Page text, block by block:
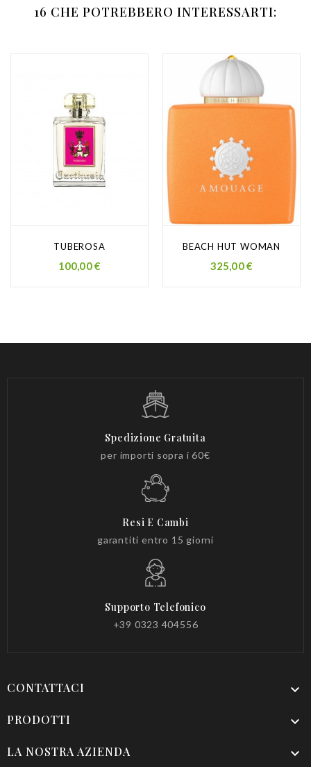
16 CHE POTREBBERO INTERESSARTI:
TUBEROSA
Prezzo
100,00 €
BEACH HUT WOMAN
Prezzo
325,00 €
Spedizione Gratuita
per importi sopra i 60€
Resi E Cambi
garantiti entro 15 giorni
Supporto Telefonico
+39 0323 404556
CONTATTACI 
PRODOTTI 
LA NOSTRA AZIENDA 